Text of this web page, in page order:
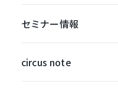
セミナー情報
circus note